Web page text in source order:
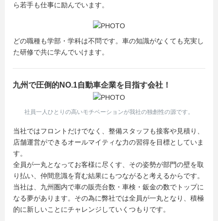
ら若手も仕事に励んでいます。
どの職種も学部・学科は不問です。車の知識がなくても充実し
た研修で共に学んでいけます。
九州で圧倒的NO.1自動車企業を目指す会社！
社員一人ひとりの高いモチベーションが我社の独創性の源です。
当社ではフロントだけでなく、整備スタッフも接客や見積り、
店舗運営ができるオールマイティな力の習得を目標としていま
す。
全員が一丸となってお客様に尽くす、その姿勢が部門の壁を取
り払い、仲間意識を育む結果にもつながると考えるからです。
当社は、九州圏内で車の販売台数・車検・鈑金の数でトップに
なる夢があります。その為に弊社では全員が一丸となり、積極
的に新しいことにチャレンジしていくつもりです。